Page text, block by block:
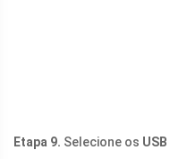
Etapa 9. Selecione os USB